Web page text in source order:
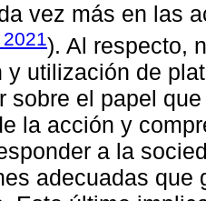
vez más en las
). Al respecto,
y utilización de
sobre el papel
la acción y
a la
adecuadas que